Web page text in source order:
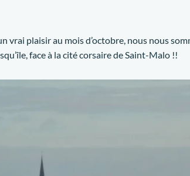
vrai plaisir au mois d’octobre, nous nous
face à la cité corsaire de Saint-Malo !!